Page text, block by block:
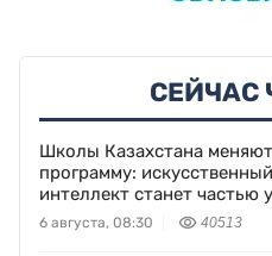
СЕЙЧАС
Школы Казахстана меняют
программу: искусственный
интеллект станет частью
класса
6 августа, 08:30 40513